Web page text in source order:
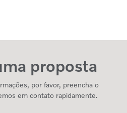
proposta
por favor, preencha o
em contato rapidamente.